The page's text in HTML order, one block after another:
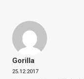
Gorilla
25.12.2017